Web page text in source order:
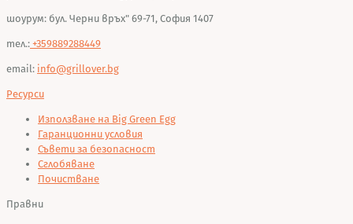
шоурум: бул. Черни връх" 69-71, София 1407
тел.: +359889288449
email: info@grillover.bg
Ресурси
Използване на Big Green Egg
Гаранционни условия
Съвети за безопасност
Сглобяване
Почистване
Правни